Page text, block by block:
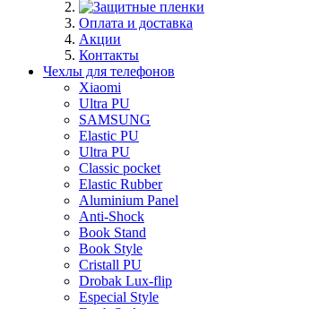
Оплата и доставка
Акции
Контакты
Чехлы для телефонов
Xiaomi
Ultra PU
SAMSUNG
Elastic PU
Ultra PU
Classic pocket
Elastic Rubber
Aluminium Panel
Anti-Shock
Book Stand
Book Style
Cristall PU
Drobak Lux-flip
Especial Style